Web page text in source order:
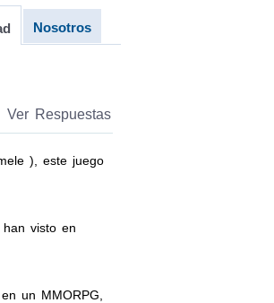
Nosotros
Ver Respuestas
), este juego
visto en
un MMORPG,